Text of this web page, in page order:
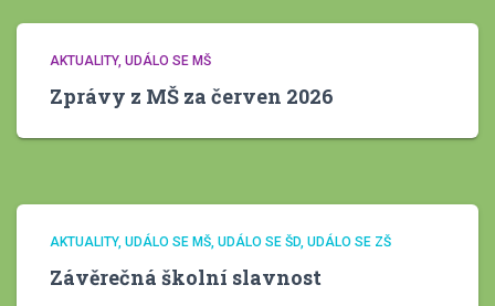
AKTUALITY UDÁLO SE MŠ
Zprávy z MŠ za červen 2026
AKTUALITY UDÁLO SE MŠ UDÁLO SE ŠD UDÁLO SE ZŠ
Závěrečná školní slavnost